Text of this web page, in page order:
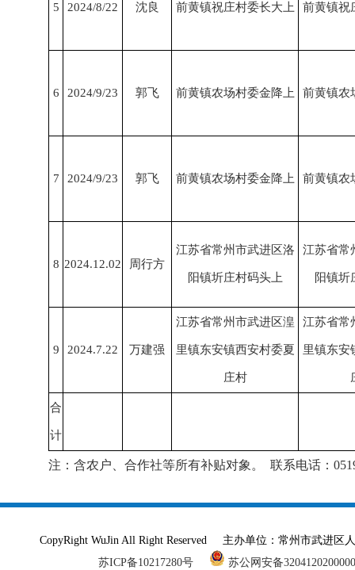
5 2024/8/22 沈良 前黄镇祝庄村委长大上 前黄镇祝
6 2024/9/23 郭飞 前黄镇农场村委金降上 前黄镇农
7 2024/9/23 郭飞 前黄镇农场村委金降上 前黄镇农
8 2024.12.02 周行方
江苏省常州市武进区洛
阳镇圻庄村码头上
江苏省常
阳镇圻
9 2024.7.22 万建强
江苏省常州市武进区湟
里镇东安镇西安村委夏
庄村
江苏省常
里镇东安
合
计
注：含农户、合作社等所有补贴对象。 联系电话：
CopyRight WuJin All Right Reserved 主办单位：常州市武进
苏ICP备10217280号
苏公网安备